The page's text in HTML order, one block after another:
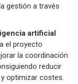
gestión a través
artificial
el proyecto
la coordinación
reducir
optimizar costes.